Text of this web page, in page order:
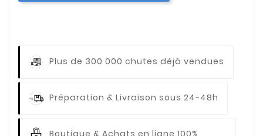
Plus de 300 000 chutes déjà vendues
Préparation & Livraison sous 24-48h
Boutique & Achats en ligne 100%